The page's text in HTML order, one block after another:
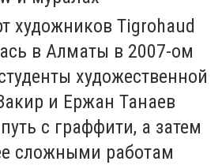
художников Tigrohaud
в Алматы в 2007-ом
художественной
и Ержан Танаев
с граффити, а затем
сложными работам